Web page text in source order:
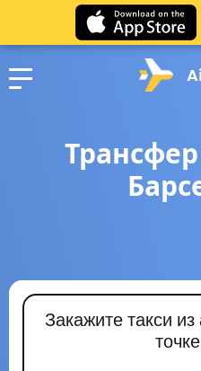
Закажите такси